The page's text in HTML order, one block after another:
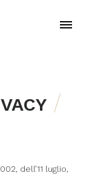
dell’11 luglio,